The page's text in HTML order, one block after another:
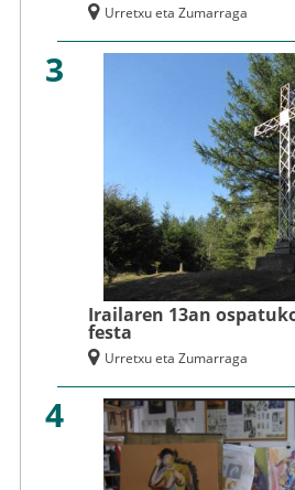
Urretxu eta Zumarraga
3
Irailaren 13an
festa
Urretxu eta Zumarraga
4